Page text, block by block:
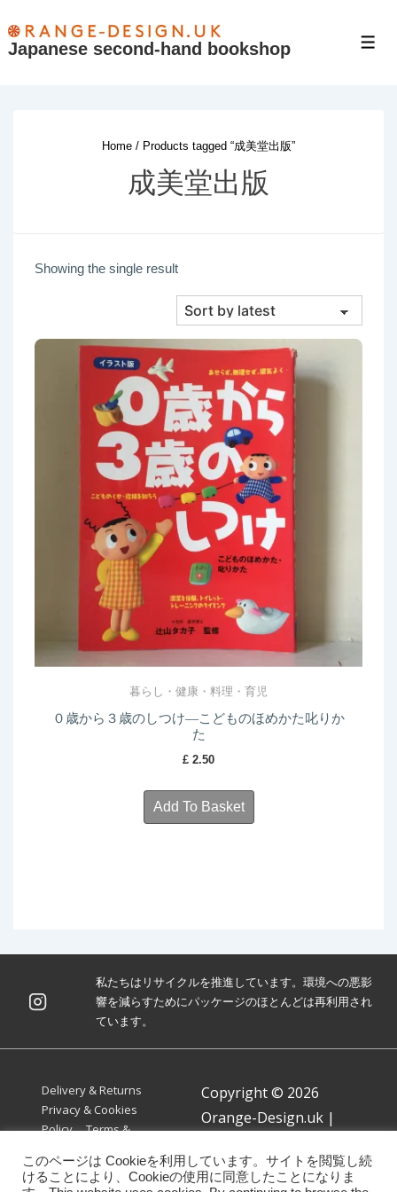
Skip
Japanese second-hand bookshop
Home / Products tagged “成美堂出版”
成美堂出版
Showing the single result
暮らし・健康・料理・育児
０歳から３歳のしつけ―こどものほめかた叱りか
た
£ 2.50
Add To Basket
私たちはリサイクルを推進しています。環境への悪影
響を減らすためにパッケージのほとんどは再利用され
ています。
Footer
Menu
Delivery & Returns
Privacy & Cookies
Policy
Terms &
Copyright © 2026
Orange-Design.uk |
Theme
このページは Cookieを利用しています。サイトを閲覧し続
けることにより、Cookieの使用に同意したことになりま